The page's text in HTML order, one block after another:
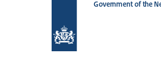
homepage
Government of the